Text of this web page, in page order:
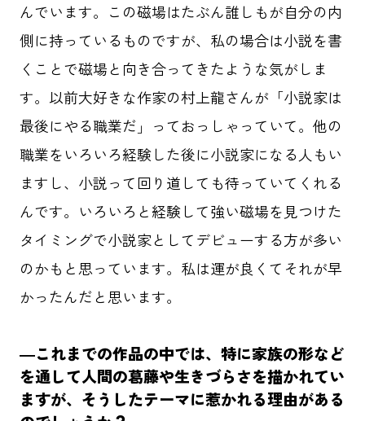
んでいます。この磁場はたぶん誰しもが自分の内
側に持っているものですが、私の場合は小説を書
くことで磁場と向き合ってきたような気がしま
す。以前大好きな作家の村上龍さんが「小説家は
最後にやる職業だ」っておっしゃっていて。他の
職業をいろいろ経験した後に小説家になる人もい
ますし、小説って回り道しても待っていてくれる
んです。いろいろと経験して強い磁場を見つけた
タイミングで小説家としてデビューする方が多い
のかもと思っています。私は運が良くてそれが早
かったんだと思います。
―これまでの作品の中では、特に家族の形など
を通して人間の葛藤や生きづらさを描かれてい
ますが、そうしたテーマに惹かれる理由がある